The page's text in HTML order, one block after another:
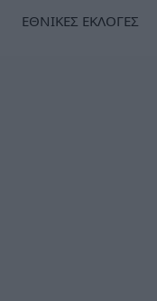
ΕΘΝΙΚΕΣ ΕΚΛΟΓΕΣ